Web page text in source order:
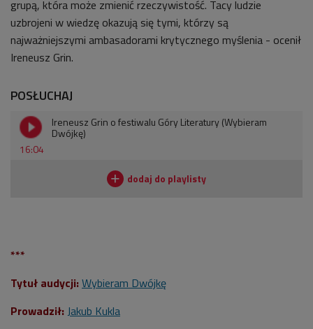
grupą, która może zmienić rzeczywistość. Tacy ludzie
uzbrojeni w wiedzę okazują się tymi, którzy są
najważniejszymi ambasadorami krytycznego myślenia - ocenił
Ireneusz Grin.
POSŁUCHAJ
16:04
Ireneusz Grin o festiwalu Góry Literatury (Wybieram
Dwójkę)
***
Tytuł audycji: Wybieram Dwójkę
Prowadził: Jakub Kukla